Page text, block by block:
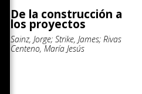
De la construcción a
los proyectos
Sainz, Jorge; Strike, James; Rivas
Centeno, María Jesús